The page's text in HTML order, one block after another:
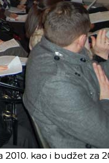
kao i budžet za